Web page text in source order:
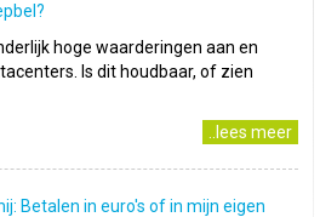
hoge waarderingen aan en
Is dit houdbaar, of zien
..lees meer
Betalen in euro's of in mijn eigen